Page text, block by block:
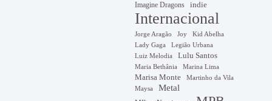
Imagine Dragons indie
Internacional
Jorge Aragão Joy Kid Abelha
Lady Gaga
Legião Urbana
Luiz Melodia
Lulu Santos
Maria Bethânia Marina Lima
Marisa Monte
Martinho da Vila
Maysa
Metal